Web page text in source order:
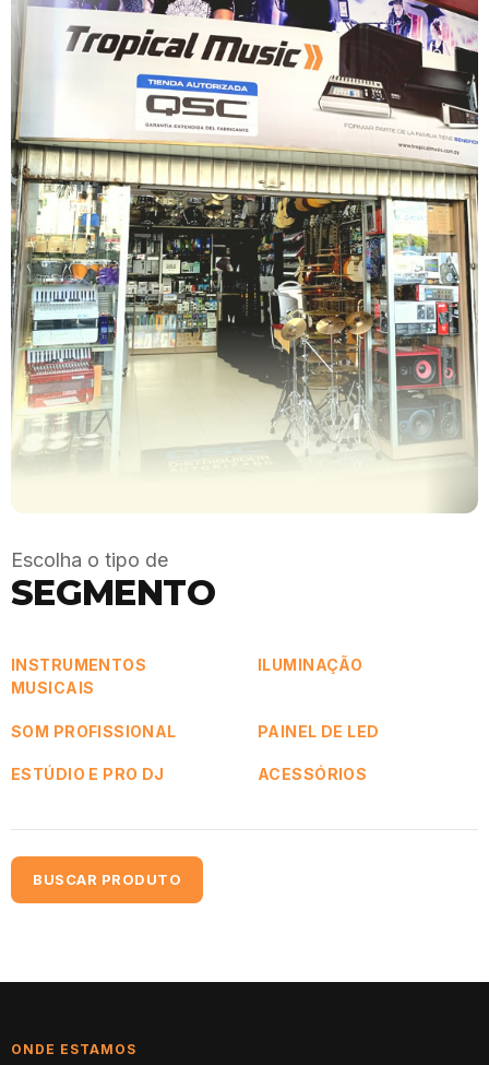
Escolha o tipo de
SEGMENTO
INSTRUMENTOS
MUSICAIS
ILUMINAÇÃO
SOM PROFISSIONAL PAINEL DE LED
ESTÚDIO E PRO DJ ACESSÓRIOS
BUSCAR PRODUTO
ONDE ESTAMOS